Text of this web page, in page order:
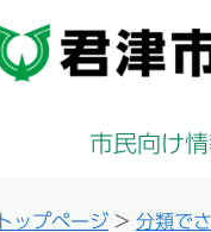
市民向け
トップページ > 分類で